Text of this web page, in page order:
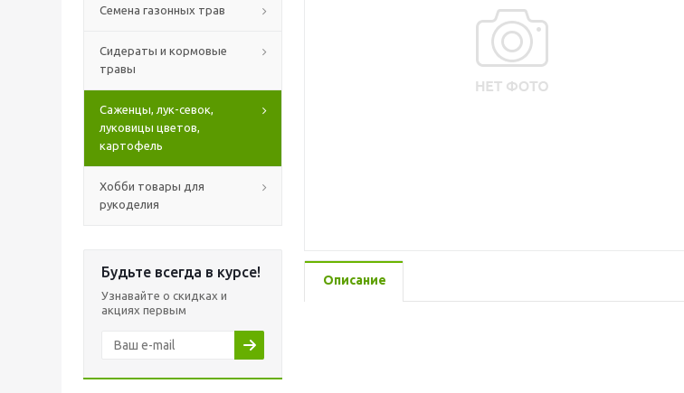
Семена газонных трав
Сидераты и кормовые
травы
Саженцы, лук-севок,
луковицы цветов,
картофель
Хобби товары для
рукоделия
Будьте всегда в курсе!
Узнавайте о скидках и
акциях первым
Описание